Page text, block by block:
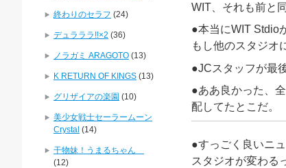
WIT、それも前と
●本当にWIT Stdio
もし他のスタジオ
●JCスタッフが最
●ああ良かった、
配してたとこだ。
●すっごく良いニュ
スタジオが変わる
終わりのセラフ (24)
デュラララ!!×2 (36)
ノラガミ ARAGOTO (13)
K RETURN OF KINGS (13)
グリザイアの楽園 (10)
美少女戦士セーラームーン
Crystal (14)
干物妹！うまるちゃん
(12)